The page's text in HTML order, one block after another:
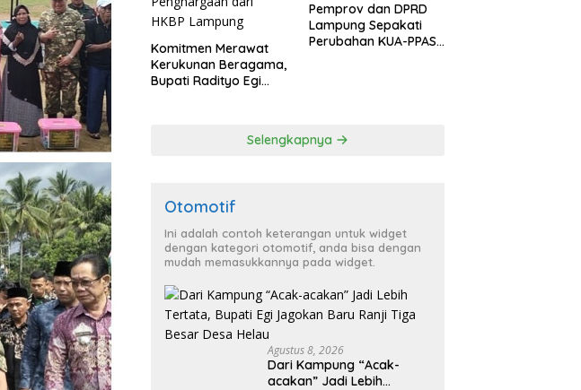
Komitmen Merawat
Kerukunan Beragama,
Bupati Radityo Egi
Pemprov dan DPRD
Lampung Sepakati
Perubahan KUA-PPAS
Selengkapnya
Otomotif
Ini adalah contoh keterangan untuk widget
dengan kategori otomotif, anda bisa dengan
mudah memasukkannya pada widget.
Agustus 8, 2026
Dari Kampung “Acak-
acakan” Jadi Lebih